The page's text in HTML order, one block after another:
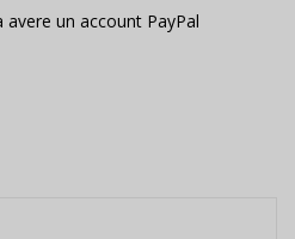
un account PayPal